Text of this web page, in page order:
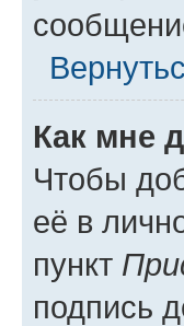
Как мне
Чтобы
её в
пункт
подпись